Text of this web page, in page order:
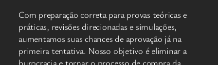
Com preparação correta para provas teóricas e
práticas, revisões direcionadas e simulações,
aumentamos suas chances de aprovação já na
primeira tentativa. Nosso objetivo é eliminar a
burocracia e tornar o processo de compra da